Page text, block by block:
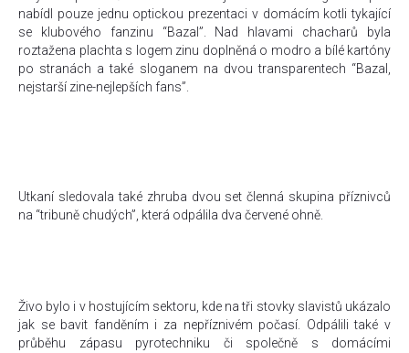
nabídl pouze jednu optickou prezentaci v domácím kotli tykající
se klubového fanzinu “Bazal”. Nad hlavami chacharů byla
roztažena plachta s logem zinu doplněná o modro a bílé kartóny
po stranách a také sloganem na dvou transparentech “Bazal,
nejstarší zine-nejlepších fans”.
Utkaní sledovala také zhruba dvou set členná skupina příznivců
na “tribuně chudých”, která odpálila dva červené ohně.
Živo bylo i v hostujícím sektoru, kde na tři stovky slavistů ukázalo
jak se bavit fanděním i za nepříznivém počasí. Odpálili také v
průběhu zápasu pyrotechniku či společně s domácími